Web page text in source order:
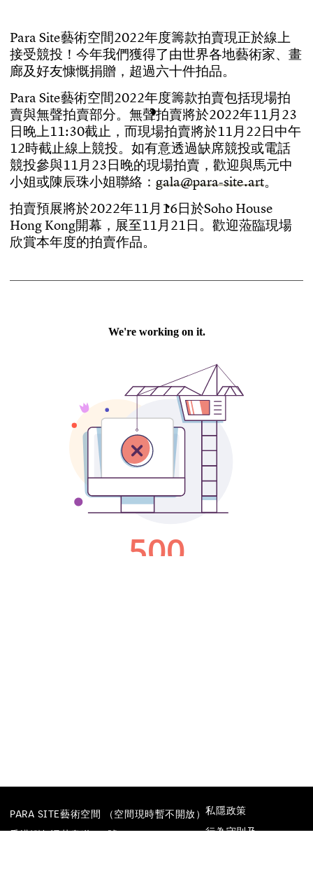
Para Site藝術空間2022年度籌款拍賣現正於線上
接受競投 ！ 今年我們獲得了由世界各地藝術家、 畫
廊及好友慷慨捐贈 ， 超過六十件拍品。
Para Site藝術空間2022年度籌款拍賣包括現場拍
賣與無聲拍賣部分。 無聲拍賣將於2022年11月 23
日晚上11:30截止 ， 而現場拍賣將於11月 22日中午
12時截止線上競投。 如有意透過缺席競投或電話
競投參與11月 23日晚的現場拍賣 ， 歡迎與馬元中
小姐或陳辰珠小姐聯絡 ： gala@para-site.art。
拍賣預展將於2022年11月 16日於Soho House
Hong Kong開幕 ， 展至11月 21日 。 歡迎蒞臨現場
欣賞本年度的拍賣作品。
PARA SITE藝術空間 （空間現時暫不開放）
香港鰂魚涌英皇道677號
私隱政策
行為守則及